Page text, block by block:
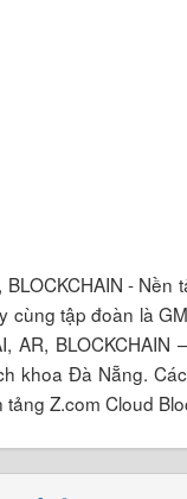
-
tập đoàn là
AR,
khoa Đà Nẵng.
Z.com Cloud